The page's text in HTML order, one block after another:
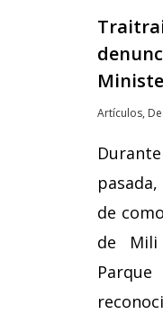
Artículos,
de
de